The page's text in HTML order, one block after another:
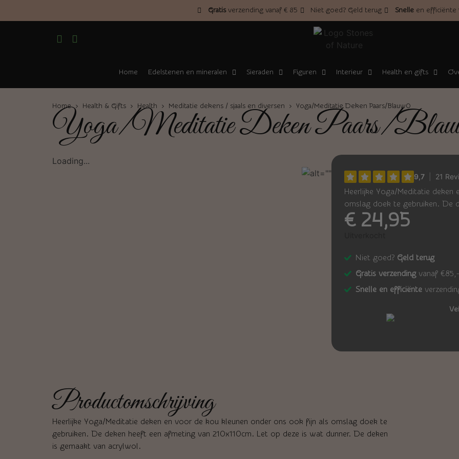
Gratisverzending vanaf € 85 Niet goed? Geld terug Snelleen efficiënte
Home Edelstenen en mineralen Sieraden Figuren Interieur Health en gifts
Home› Health & Gifts › Health › Meditatie dekens / sjaals en diversen › Yoga/Meditatie Deken Paars/Blauw0
Yoga/Meditatie Deken Paars/
Loading...
Heerlijke Yoga/Meditatie
omslag doek te gebruiken. De
€24,95
Niet goed? Geld terug
Gratis verzending vanaf €85,-
Snelle en efficiënte
Productomschrijving
Heerlijke Yoga/Meditatie deken en voor de kou kleunen onder ons ook fijn als omslag doek te
gebruiken. De deken heeft een afmeting van 210x110cm. Let op deze is wat dunner. De deken
is gemaakt van acrylwol.